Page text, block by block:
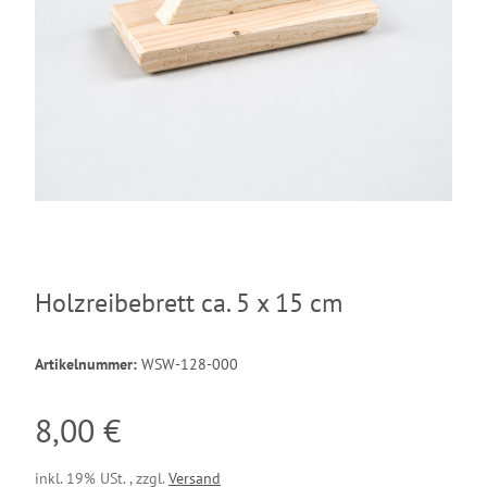
Holzreibebrett ca. 5 x 15 cm
Artikelnummer: WSW-128-000
8,00 €
inkl. 19% USt. , zzgl. Versand